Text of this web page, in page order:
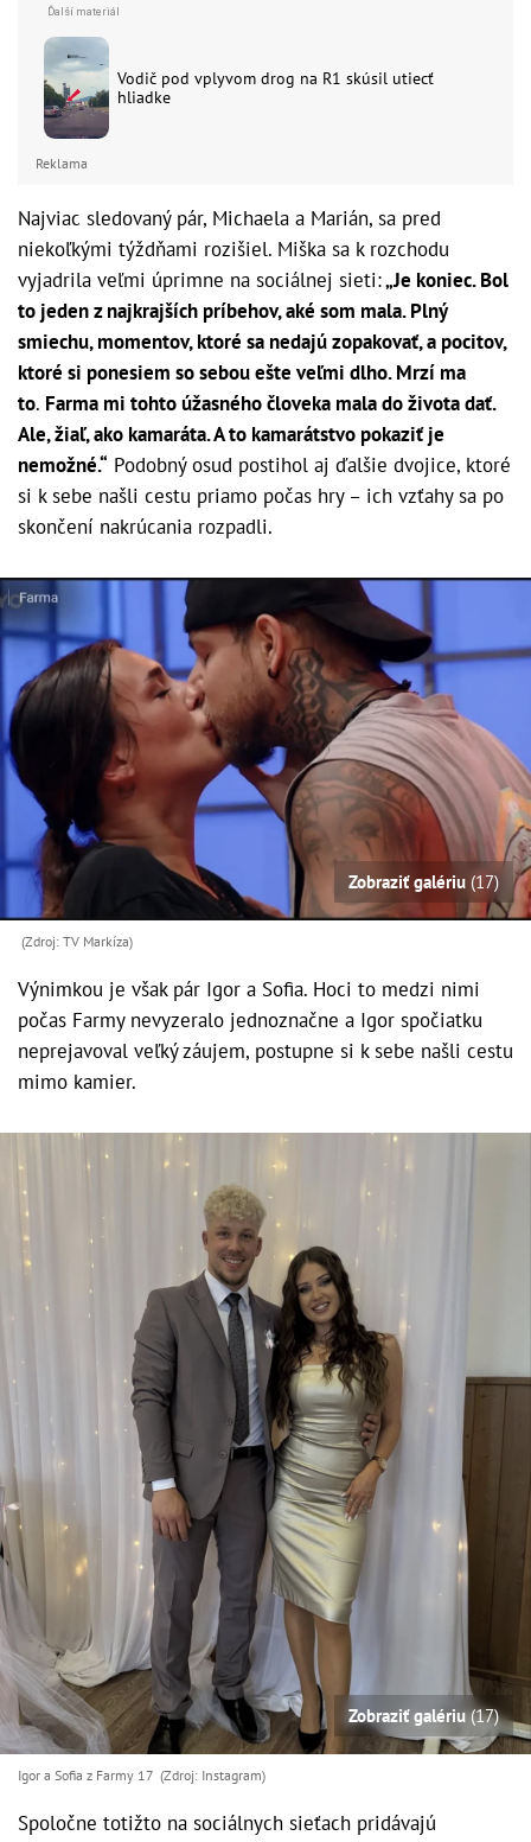
Vodič pod vplyvom drog na R1 skúsil utiecť
hliadke
Reklama
Najviac sledovaný pár, Michaela a Marián, sa pred
niekoľkými týždňami rozišiel. Miška sa k rozchodu
vyjadrila veľmi úprimne na sociálnej sieti:„Je koniec. Bol
to jeden z najkrajších príbehov, aké som mala. Plný
smiechu, momentov, ktoré sa nedajú zopakovať, a pocitov,
ktoré si ponesiem so sebou ešte veľmi dlho. Mrzí ma
to. Farma mi tohto úžasného človeka mala do života dať.
Ale, žiaľ, ako kamaráta. A to kamarátstvo pokaziť je
nemožné.“ Podobný osud postihol aj ďalšie dvojice, ktoré
si k sebe našli cestu priamo počas hry – ich vzťahy sa po
skončení nakrúcania rozpadli.
Zobraziť galériu (17)
(Zdroj: TV Markíza)
Výnimkou je však pár Igor a Sofia. Hoci to medzi nimi
počas Farmy nevyzeralo jednoznačne a Igor spočiatku
neprejavoval veľký záujem, postupne si k sebe našli cestu
mimo kamier.
Zobraziť galériu(17)
Igor a Sofia z Farmy 17 (Zdroj: Instagram)
Spoločne totižto na sociálnych sieťach pridávajú